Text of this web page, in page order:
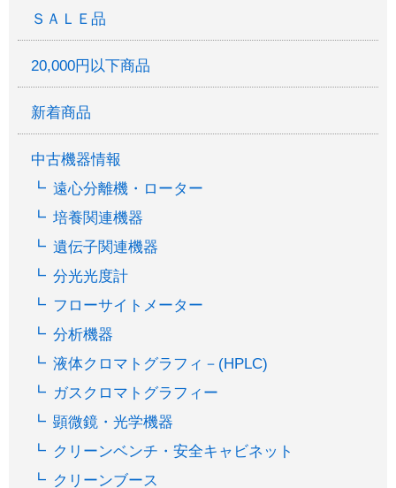
ＳＡＬＥ品
20,000円以下商品
新着商品
中古機器情報
遠心分離機・ローター
培養関連機器
遺伝子関連機器
分光光度計
フローサイトメーター
分析機器
液体クロマトグラフィ－(HPLC)
ガスクロマトグラフィー
顕微鏡・光学機器
クリーンベンチ・安全キャビネット
クリーンブース